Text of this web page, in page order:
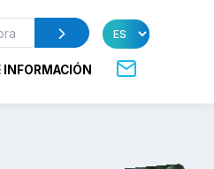
INFORMACIÓN